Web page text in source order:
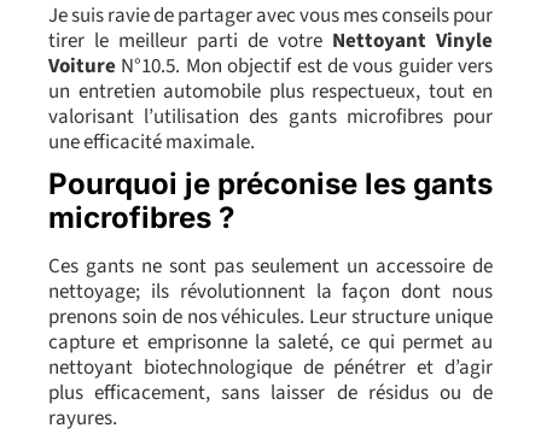
Je suis ravie de partager avec vous mes conseils pour
tirer le meilleur parti de votre Nettoyant Vinyle
Voiture N°10.5. Mon objectif est de vous guider vers
un entretien automobile plus respectueux, tout en
valorisant l’utilisation des gants microfibres pour
une efficacité maximale.
Pourquoi je préconise les gants
microfibres ?
Ces gants ne sont pas seulement un accessoire de
nettoyage; ils révolutionnent la façon dont nous
prenons soin de nos véhicules. Leur structure unique
capture et emprisonne la saleté, ce qui permet au
nettoyant biotechnologique de pénétrer et d’agir
plus efficacement, sans laisser de résidus ou de
rayures.